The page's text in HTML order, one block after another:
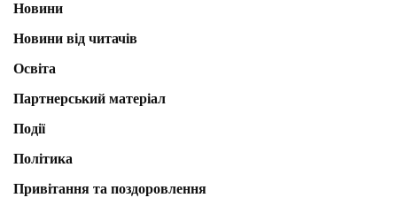
Новини
Новини від читачів
Освіта
Партнерський матеріал
Події
Політика
Привітання та поздоровлення